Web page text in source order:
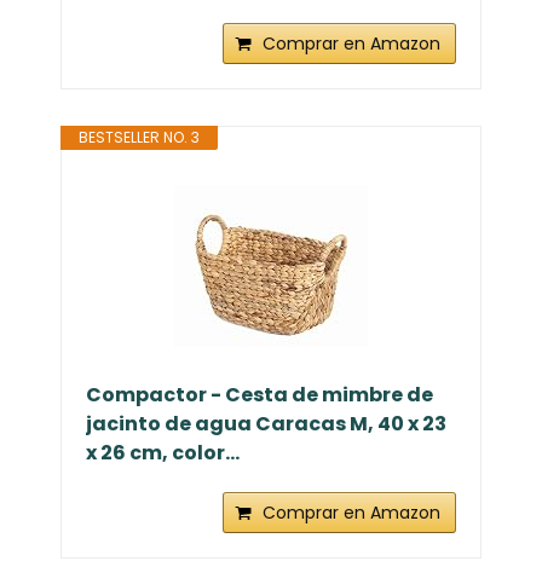
Comprar en Amazon
BESTSELLER NO. 3
Compactor - Cesta de mimbre de
jacinto de agua Caracas M, 40 x 23
x 26 cm, color...
Comprar en Amazon